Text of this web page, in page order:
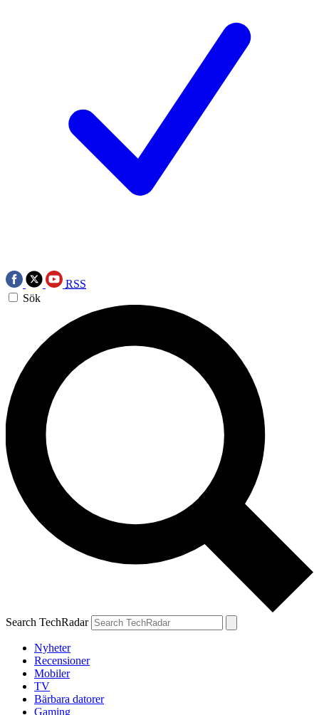
RSS
Sök
Search TechRadar
Nyheter
Recensioner
Mobiler
TV
Bärbara datorer
Gaming